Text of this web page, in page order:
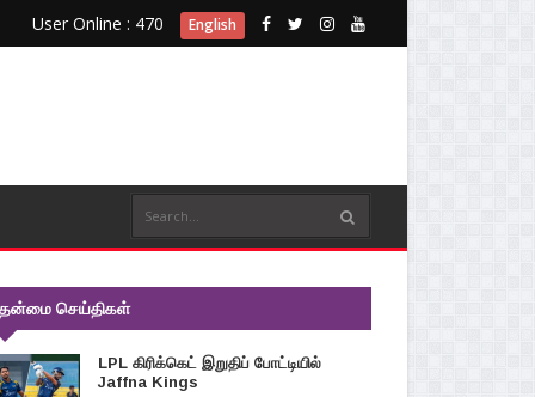
User Online : 470 English
செய்திகள்
LPL கிரிக்கெட் இறுதிப் போட்டியில்
Jaffna Kings